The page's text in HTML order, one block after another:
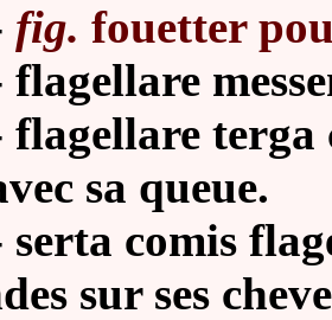
fig. fouetter
terga
sa queue.
comis
sur ses